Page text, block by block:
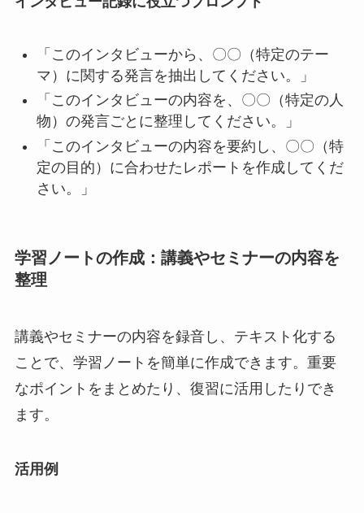
「このインタビューから、〇〇（特定のテー
マ）に関する発言を抽出してください。」
「このインタビューの内容を、〇〇（特定の人
物）の発言ごとに整理してください。」
「このインタビューの内容を要約し、〇〇（特
定の目的）に合わせたレポートを作成してくだ
さい。」
学習ノートの作成：講義やセミナーの内容を
整理
講義やセミナーの内容を録音し、テキスト化する
ことで、学習ノートを簡単に作成できます。重要
なポイントをまとめたり、復習に活用したりでき
ます。
活用例